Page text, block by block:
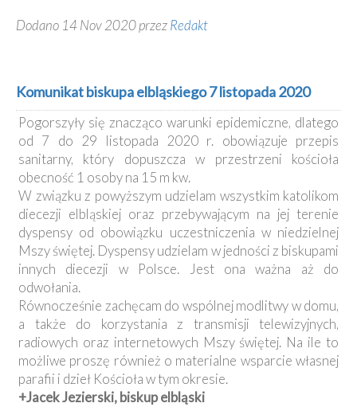
Dodano 14 Nov 2020 przezRedakt
Komunikat biskupa elbląskiego 7 listopada 2020
Pogorszyły się znacząco warunki epidemiczne, dlatego
od 7 do 29 listopada 2020 r. obowiązuje przepis
sanitarny, który dopuszcza w przestrzeni kościoła
obecność 1 osoby na 15 m kw.
W związku z powyższym udzielam wszystkim katolikom
diecezji elbląskiej oraz przebywającym na jej terenie
dyspensy od obowiązku uczestniczenia w niedzielnej
Mszy świętej. Dyspensy udzielam w jedności z biskupami
innych diecezji w Polsce. Jest ona ważna aż do
odwołania.
Równocześnie zachęcam do wspólnej modlitwy w domu,
a także do korzystania z transmisji telewizyjnych,
radiowych oraz internetowych Mszy świętej. Na ile to
możliwe proszę również o materialne wsparcie własnej
parafii i dzieł Kościoła w tym okresie.
+Jacek Jezierski, biskup elbląski